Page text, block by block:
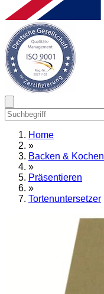
Home
»
Backen & Kochen
»
Präsentieren
»
Tortenuntersetzer